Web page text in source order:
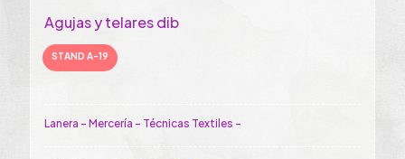
Agujas y telares dib
STAND A-19
Lanera - Mercería - Técnicas Textiles -